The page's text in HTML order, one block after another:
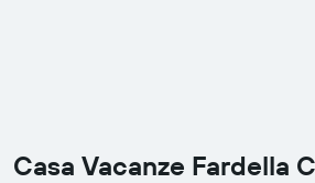
Casa Vacanze Fardella